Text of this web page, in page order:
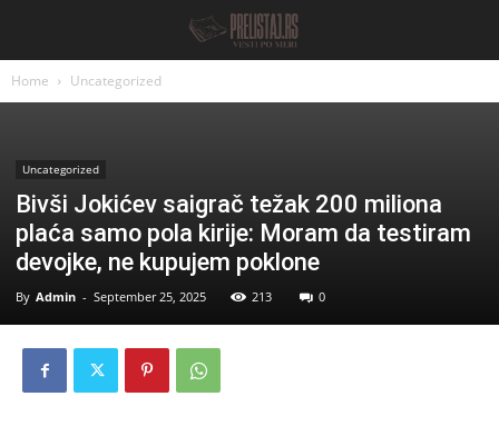
Home Uncategorized
Uncategorized
Bivši Jokićev saigrač težak 200 miliona
plaća samo pola kirije: Moram da testiram
devojke, ne kupujem poklone
By Admin - September 25, 2025 213 0